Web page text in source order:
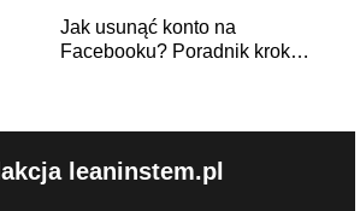
Jak usunąć konto na
Facebooku? Poradnik krok
leaninstem.pl